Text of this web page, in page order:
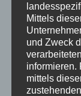
Januar 2021
Juli 2020
März 2018
Dezember
Mittels
und Zweck
informieren.
mittels